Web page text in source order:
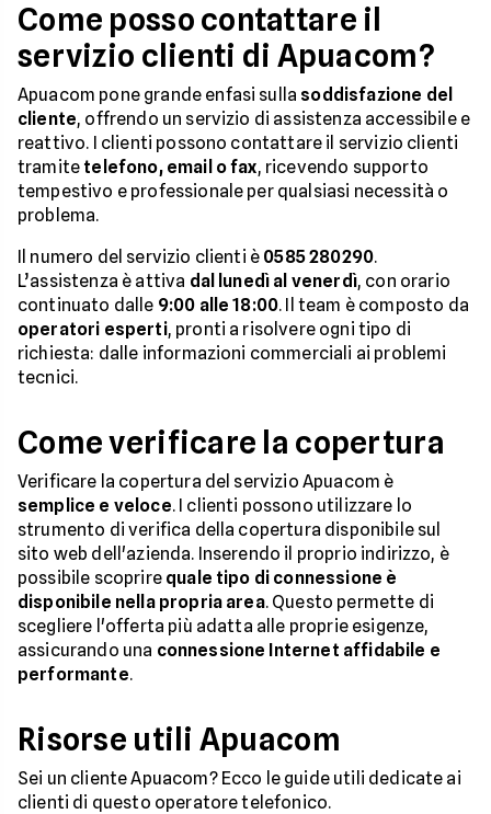
Come posso contattare il
servizio clienti di Apuacom?
Apuacom pone grande enfasi sulla soddisfazione del
cliente, offrendo un servizio di assistenza accessibile e
reattivo. I clienti possono contattare il servizio clienti
tramite telefono, email o fax, ricevendo supporto
tempestivo e professionale per qualsiasi necessità o
problema.
Il numero del servizio clienti è 0585 280290.
L’assistenza è attiva dal lunedì al venerdì, con orario
continuato dalle 9:00 alle 18:00. Il team è composto da
operatori esperti, pronti a risolvere ogni tipo di
richiesta: dalle informazioni commerciali ai problemi
tecnici.
Come verificare la copertura
Verificare la copertura del servizio Apuacom è
semplice e veloce. I clienti possono utilizzare lo
strumento di verifica della copertura disponibile sul
sito web dell'azienda. Inserendo il proprio indirizzo, è
possibile scoprire quale tipo di connessione è
disponibile nella propria area. Questo permette di
scegliere l'offerta più adatta alle proprie esigenze,
assicurando una connessione Internet affidabile e
performante.
Risorse utili Apuacom
Sei un cliente Apuacom? Ecco le guide utili dedicate ai
clienti di questo operatore telefonico.